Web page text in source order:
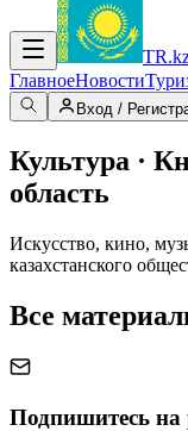
TR
ГлавноеНовости
Вход /
Культура ·
область
Искусство, кино,
казахстанского
Все
Подпишитесь на